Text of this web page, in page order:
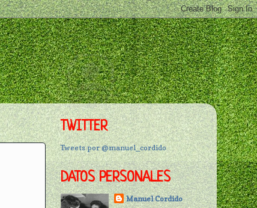
TWITTER
Tweets por @manuel_cordido
DATOS PERSONALES
Manuel Cordido